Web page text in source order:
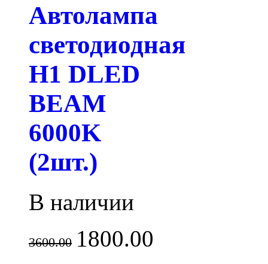
Автолампа
светодиодная
H1 DLED
BEAM
6000K
(2шт.)
В наличии
3600.00 1800.00